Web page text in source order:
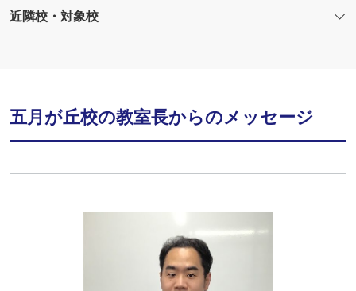
近隣校・対象校
五月が丘校の教室長からのメッセージ